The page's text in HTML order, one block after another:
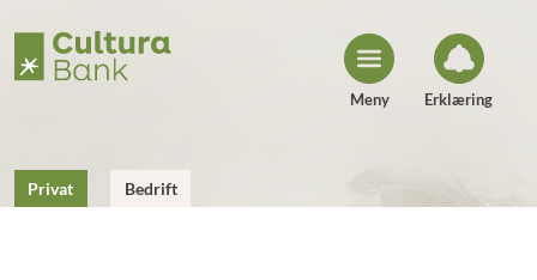
o
Meny Erklæring
Privat Bedrift